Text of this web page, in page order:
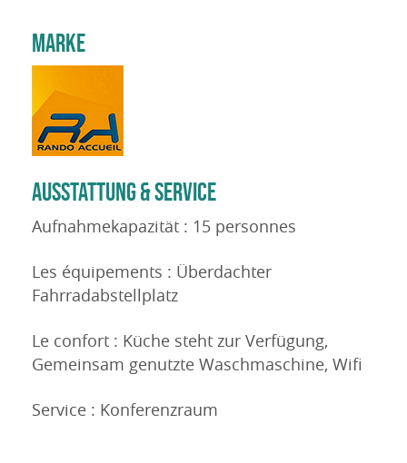
MARKE
AUSSTATTUNG & SERVICE
Aufnahmekapazität : 15 personnes
Les équipements : Überdachter
Fahrradabstellplatz
Le confort : Küche steht zur Verfügung,
Gemeinsam genutzte Waschmaschine, Wifi
Service : Konferenzraum